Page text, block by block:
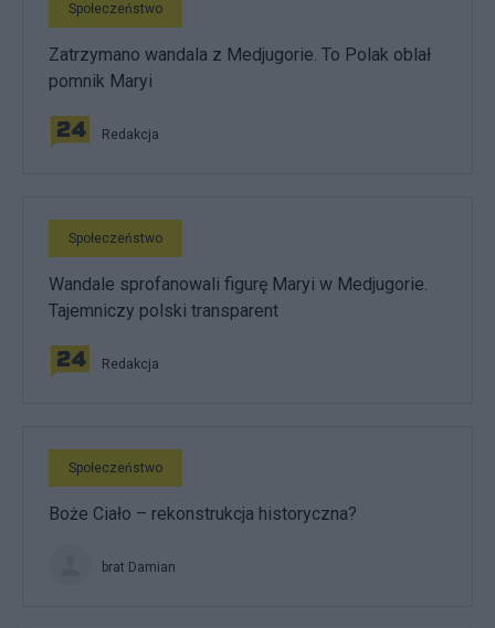
Społeczeństwo
Zatrzymano wandala z Medjugorie. To Polak oblał
pomnik Maryi
Redakcja
Społeczeństwo
Wandale sprofanowali figurę Maryi w Medjugorie.
Tajemniczy polski transparent
Redakcja
Społeczeństwo
Boże Ciało – rekonstrukcja historyczna?
brat Damian